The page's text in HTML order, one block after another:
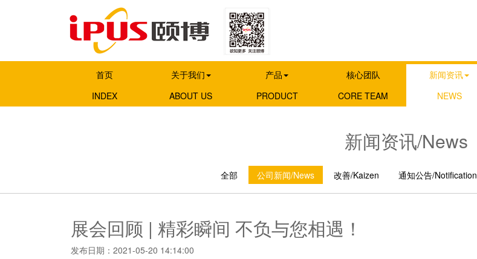
首页
INDEX
关于我们
ABOUT US
产品
PRODUCT
核心团队
CORE TEAM
新闻资讯
NEWS
新闻资讯/News
全部 公司新闻/News 改善/Kaizen 通知公告/Notification
展会回顾 | 精彩瞬间 不负与您相遇！
发布日期：2021-05-20 14:14:00